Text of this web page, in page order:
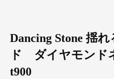
Dancing Stone 揺
ド ダイヤモンド
t900